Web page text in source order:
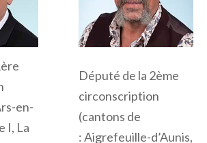
en-
I, La
Député de la 2ème
circonscription
(cantons de
:Aigrefeuille-d’Aunis,